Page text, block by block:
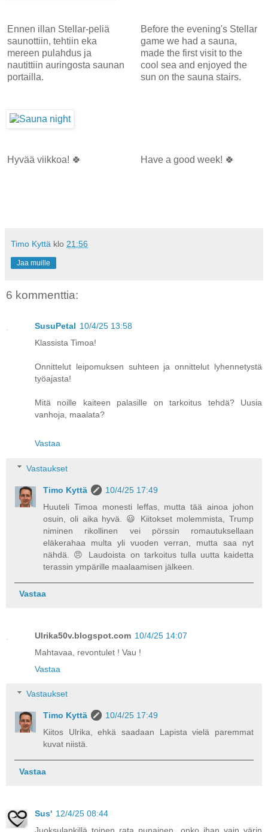
Ennen illan Stellar-peliä
saunottiin, tehtiin eka
mereen pulahdus ja
nautittiin auringosta saunan
portailla.
Before the evening's Stellar
game we had a sauna,
made the first visit to the
cool sea and enjoyed the
sun on the sauna stairs.
Hyvää viikkoa! 🍀 Have a good week! 🍀
Timo Kyttä klo 21:56
Jaa muille
6 kommenttia:
SusuPetal 10/4/25 13:58
Klassista Timoa!
Onnittelut leipomuksen suhteen ja onnittelut lyhennetystä
työajasta!
Mitä noille kaiteen palasille on tarkoitus tehdä? Uusia
vanhoja, maalata?
Vastaa
Vastaukset
Timo Kyttä
10/4/25 17:49
Huuteli Timoa monesti leffas, mutta tää ainoa johon
osuin, oli aika hyvä. 😃 Kiitokset molemmista, Trump
niminen rikollinen vei pörssin romautuksellaan
eläkerahaa multa yli vuoden verran, mutta saa nyt
nähdä. 😠 Laudoista on tarkoitus tulla uutta kaidetta
terassin ympärille maalaamisen jälkeen.
Vastaa
Ulrika50v.blogspot.com 10/4/25 14:07
Mahtavaa, revontulet ! Vau !
Vastaa
Vastaukset
Timo Kyttä
10/4/25 17:49
Kiitos Ulrika, ehkä saadaan Lapista vielä paremmat
kuvat niistä.
Vastaa
Sus' 12/4/25 08:44
Juoksulankillä toinen rata punainen, onko ihan vain värin